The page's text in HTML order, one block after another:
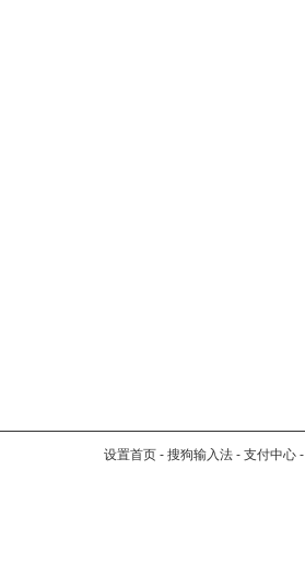
设置首页 - 搜狗输入法 - 支付中心 -